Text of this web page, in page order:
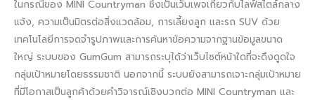
ในกรณีของ MINI Countryman ซึ่งเป็นเว็บเพจเกี่ยวกับไลฟ์สไตล์กลาง
แจ้ง, ความเป็นมิตรต่อสิ่งแวดล้อม, การเลี้ยงลูก และรถ SUV ด้วย
เทคโนโลยีการจดจำรูปภาพและการค้นหาข้อความจากฐานข้อมูลขนาด
ใหญ่ ระบบของ GumGum สามารถระบุได้ว่าเว็บไซต์หน้าใดที่จะดึงดูดใจ
กลุ่มเป้าหมายโดยธรรมชาติ นอกจากนี้ ระบบยังสามารถเจาะกลุ่มเป้าหมาย
ที่มีโอกาสเป็นลูกค้าด้วยคำวิจารณ์เชิงบวกต่อ MINI Countryman และ